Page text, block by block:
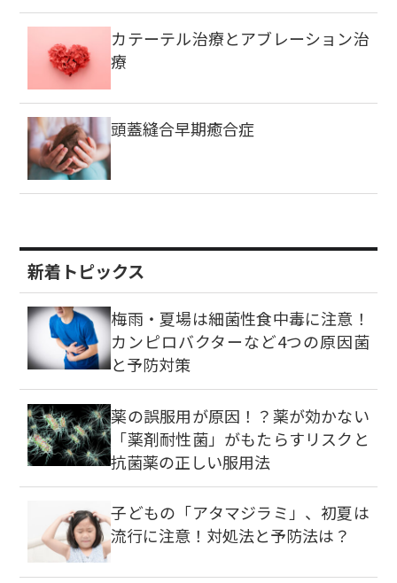
カテーテル治療とアブレーション治
療
頭蓋縫合早期癒合症
新着トピックス
梅雨・夏場は細菌性食中毒に注意！
カンピロバクターなど4つの原因菌
と予防対策
薬の誤服用が原因！？薬が効かない
「薬剤耐性菌」がもたらすリスクと
抗菌薬の正しい服用法
子どもの「アタマジラミ」、初夏は
流行に注意！対処法と予防法は？